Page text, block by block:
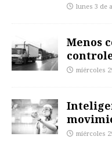
lunes 3 de
Menos
miércoles
miércoles